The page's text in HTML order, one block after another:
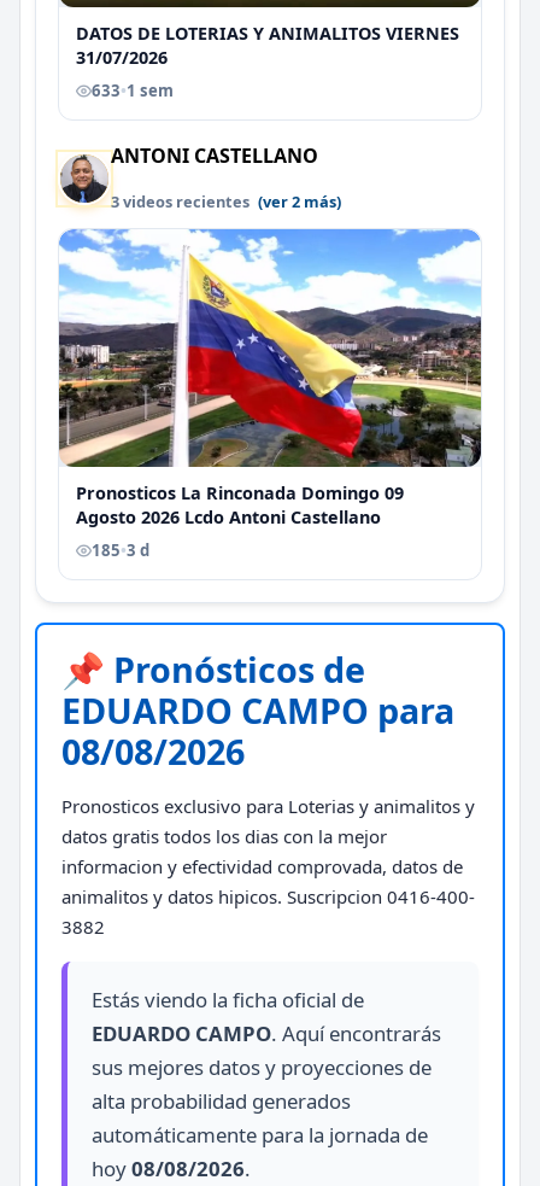
DATOS DE LOTERIAS Y ANIMALITOS VIERNES
31/07/2026
633•1 sem
ANTONI CASTELLANO
3 videos recientes (ver 2 más)
Pronosticos La Rinconada Domingo 09
Agosto 2026 Lcdo Antoni Castellano
185•3 d
📌 Pronósticos de
EDUARDO CAMPO para
08/08/2026
Pronosticos exclusivo para Loterias y animalitos y
datos gratis todos los dias con la mejor
informacion y efectividad comprovada, datos de
animalitos y datos hipicos. Suscripcion 0416-400-
3882
Estás viendo la ficha oficial de
EDUARDO CAMPO. Aquí encontrarás
sus mejores datos y proyecciones de
alta probabilidad generados
automáticamente para la jornada de
hoy08/08/2026.